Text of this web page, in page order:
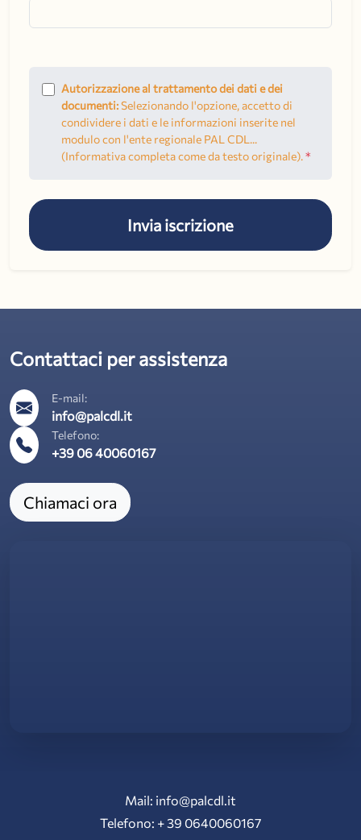
Autorizzazione al trattamento dei dati e dei
documenti:Selezionando l'opzione, accetto di
condividere i dati e le informazioni inserite nel
modulo con l'ente regionale PAL CDL...
(Informativa completa come da testo originale).*
Invia iscrizione
Contattaci per assistenza
E-mail:
info@palcdl.it
Telefono:
+39 06 40060167
Chiamaci ora
Mail: info@palcdl.it
Telefono: + 39 0640060167